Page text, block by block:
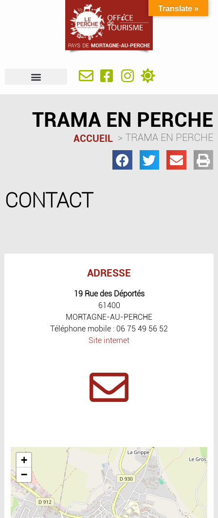
TRAMA EN PERCHE
ACCUEIL TRAMA EN PERCHE
CONTACT
ADRESSE
19 Rue des Déportés
61400
MORTAGNE-AU-PERCHE
Téléphone mobile : 06 75 49 56 52
Site internet
Include la carte
+
−
Translate »